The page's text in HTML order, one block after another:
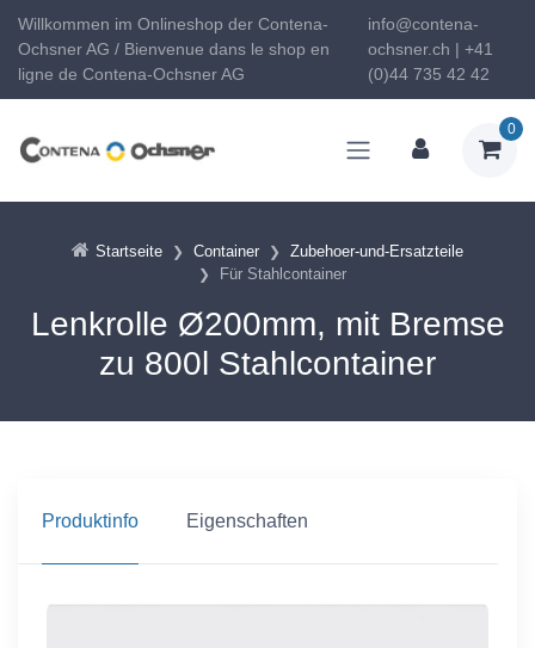
Willkommen im Onlineshop der Contena-
Ochsner AG / Bienvenue dans le shop en
ligne de Contena-Ochsner AG
info@contena-
ochsner.ch | +41
(0)44 735 42 42
0
Startseite Container
Zubehoer-und-Ersatzteile
Für Stahlcontainer
Lenkrolle Ø200mm, mit Bremse
zu 800l Stahlcontainer
Produktinfo Eigenschaften